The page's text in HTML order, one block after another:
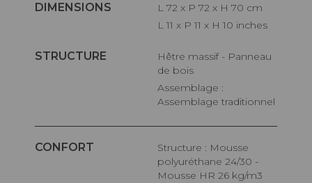
DIMENSIONS
L 72 x P 72 x H 70 cm
L 11 x P 11 x H 10 inches
STRUCTURE
Hêtre massif - Panneau
de bois
Assemblage :
Assemblage traditionnel
CONFORT
Structure : Mousse
polyuréthane 24/30 -
Mousse HR 26 kg/m3